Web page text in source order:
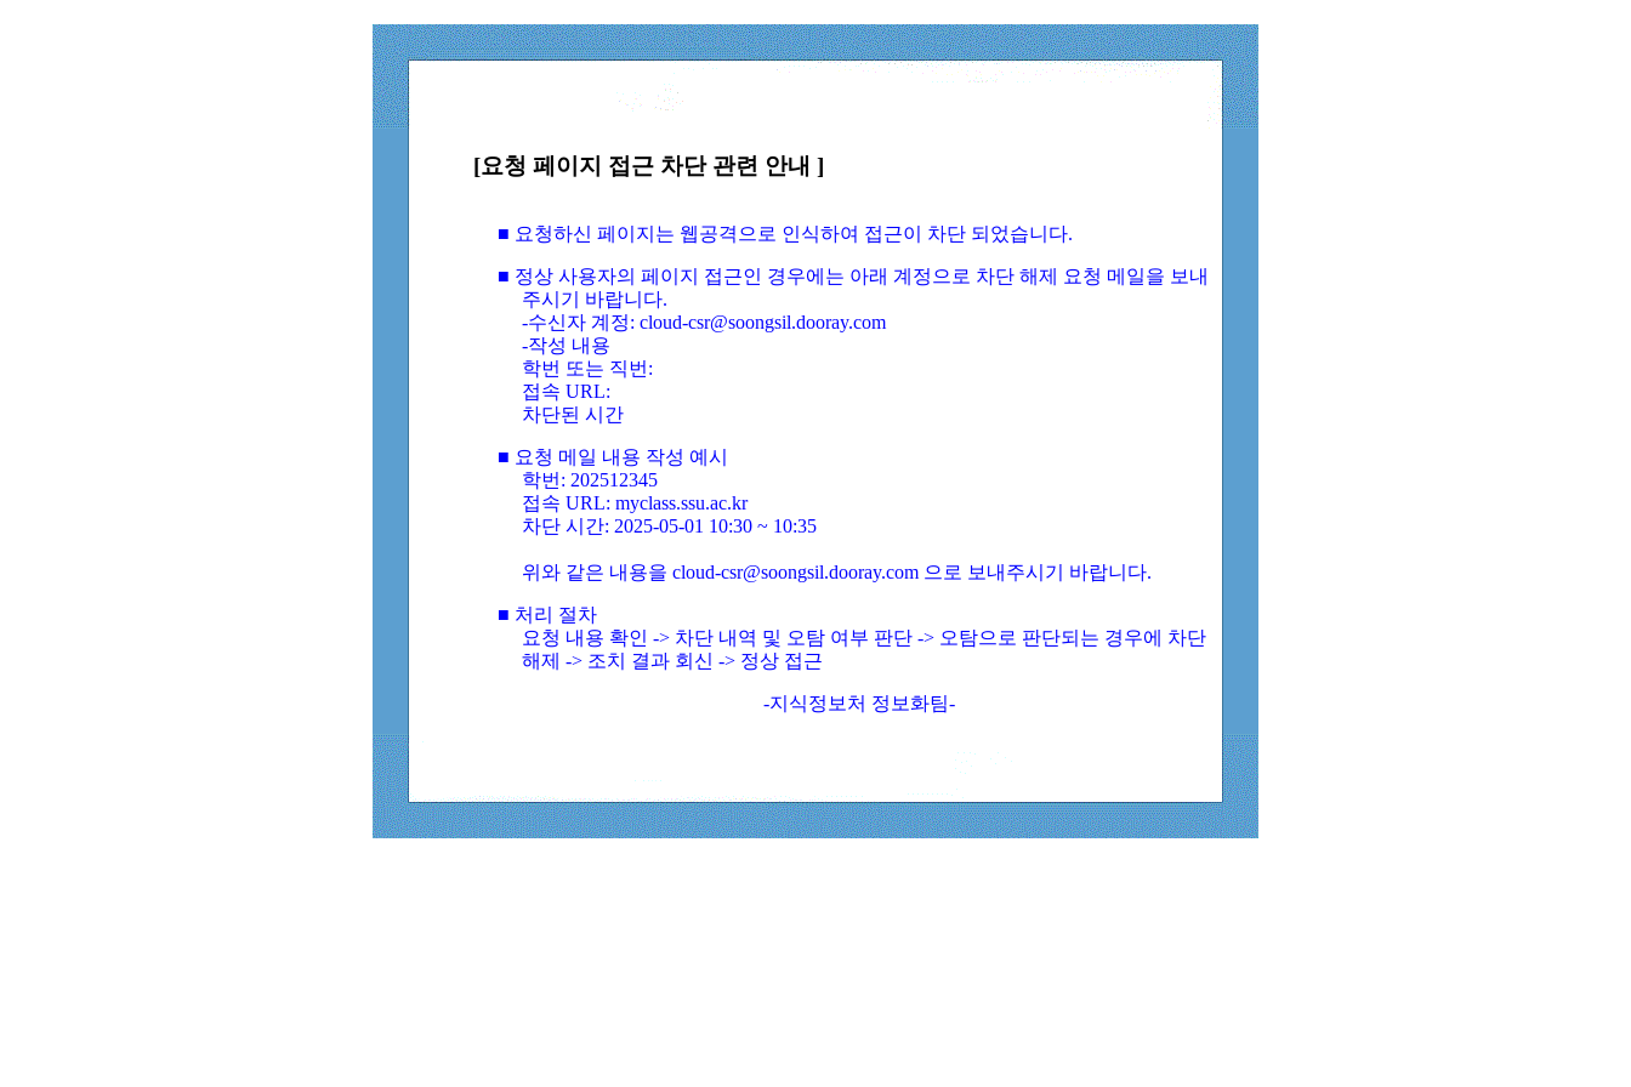
[요청 페이지 접근 차단 관련 안내 ]
■ 요청하신 페이지는 웹공격으로 인식하여 접근이 차단 되었습니다.
■ 정상 사용자의 페이지 접근인 경우에는 아래 계정으로 차단 해제 요청 메일을 보내
주시기 바랍니다.
-수신자 계정: cloud-csr@soongsil.dooray.com
-작성 내용
학번 또는 직번:
접속 URL:
차단된 시간
■ 요청 메일 내용 작성 예시
학번: 202512345
접속 URL: myclass.ssu.ac.kr
차단 시간: 2025-05-01 10:30 ~ 10:35
위와 같은 내용을 cloud-csr@soongsil.dooray.com 으로 보내주시기 바랍니다.
■ 처리 절차
요청 내용 확인 -> 차단 내역 및 오탐 여부 판단 -> 오탐으로 판단되는 경우에 차단
해제 -> 조치 결과 회신 -> 정상 접근
-지식정보처 정보화팀-